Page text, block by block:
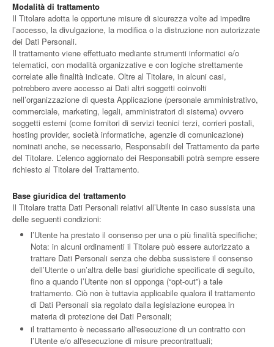
Modalità di trattamento
Il Titolare adotta le opportune misure di sicurezza volte ad impedire
l’accesso, la divulgazione, la modifica o la distruzione non autorizzate
dei Dati Personali.
Il trattamento viene effettuato mediante strumenti informatici e/o
telematici, con modalità organizzative e con logiche strettamente
correlate alle finalità indicate. Oltre al Titolare, in alcuni casi,
potrebbero avere accesso ai Dati altri soggetti coinvolti
nell’organizzazione di questa Applicazione (personale amministrativo,
commerciale, marketing, legali, amministratori di sistema) ovvero
soggetti esterni (come fornitori di servizi tecnici terzi, corrieri postali,
hosting provider, società informatiche, agenzie di comunicazione)
nominati anche, se necessario, Responsabili del Trattamento da parte
del Titolare. L’elenco aggiornato dei Responsabili potrà sempre essere
richiesto al Titolare del Trattamento.
Base giuridica del trattamento
Il Titolare tratta Dati Personali relativi all’Utente in caso sussista una
delle seguenti condizioni:
l’Utente ha prestato il consenso per una o più finalità specifiche;
Nota: in alcuni ordinamenti il Titolare può essere autorizzato a
trattare Dati Personali senza che debba sussistere il consenso
dell’Utente o un’altra delle basi giuridiche specificate di seguito,
fino a quando l’Utente non si opponga (“opt-out”) a tale
trattamento. Ciò non è tuttavia applicabile qualora il trattamento
di Dati Personali sia regolato dalla legislazione europea in
materia di protezione dei Dati Personali;
il trattamento è necessario all'esecuzione di un contratto con
l’Utente e/o all'esecuzione di misure precontrattuali;